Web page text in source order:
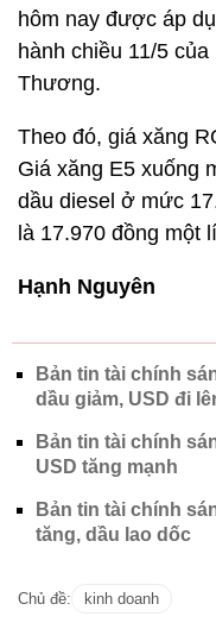
hôm nay được áp
hành chiều 11/5
Thương.
Theo đó, giá xăng
Giá xăng E5 xuống
dầu diesel ở mức
là 17.970 đồng một
Hạnh Nguyên
Bản tin tài chính
dầu giảm, USD đi
Bản tin tài chính
USD tăng mạnh
Bản tin tài chính
tăng, dầu lao dốc
Chủ đề: kinh doanh